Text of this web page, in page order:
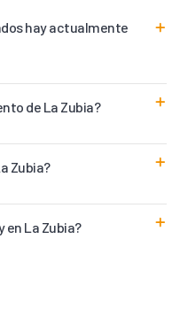
hay actualmente
de La Zubia?
Zubia?
La Zubia?